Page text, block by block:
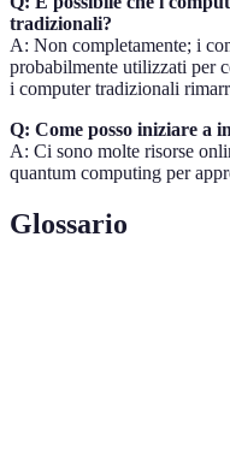
tradizionali?
A: Non completamente; i
probabilmente utilizzati per
i computer tradizionali
Q: Come posso iniziare a
A: Ci sono molte risorse
quantum computing per
Glossario